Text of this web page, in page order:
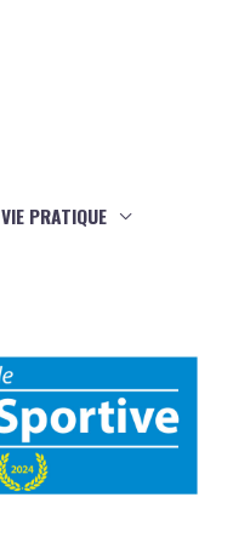
VIE PRATIQUE